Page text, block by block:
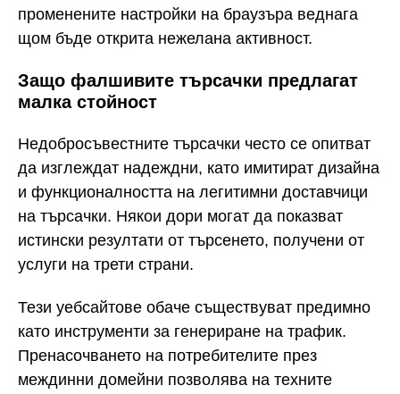
променените настройки на браузъра веднага
щом бъде открита нежелана активност.
Защо фалшивите търсачки предлагат
малка стойност
Недобросъвестните търсачки често се опитват
да изглеждат надеждни, като имитират дизайна
и функционалността на легитимни доставчици
на търсачки. Някои дори могат да показват
истински резултати от търсенето, получени от
услуги на трети страни.
Тези уебсайтове обаче съществуват предимно
като инструменти за генериране на трафик.
Пренасочването на потребителите през
междинни домейни позволява на техните